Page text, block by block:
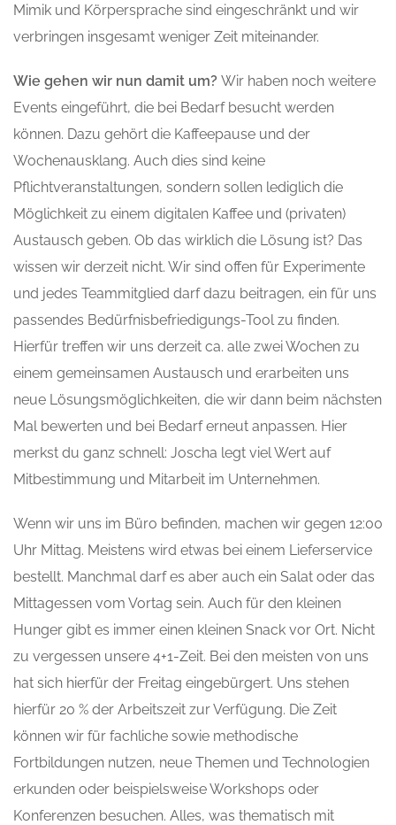
Mimik und Körpersprache sind eingeschränkt und wir
verbringen insgesamt weniger Zeit miteinander.
Wie gehen wir nun damit um? Wir haben noch weitere
Events eingeführt, die bei Bedarf besucht werden
können. Dazu gehört die Kaffeepause und der
Wochenausklang. Auch dies sind keine
Pflichtveranstaltungen, sondern sollen lediglich die
Möglichkeit zu einem digitalen Kaffee und (privaten)
Austausch geben. Ob das wirklich die Lösung ist? Das
wissen wir derzeit nicht. Wir sind offen für Experimente
und jedes Teammitglied darf dazu beitragen, ein für uns
passendes Bedürfnisbefriedigungs-Tool zu finden.
Hierfür treffen wir uns derzeit ca. alle zwei Wochen zu
einem gemeinsamen Austausch und erarbeiten uns
neue Lösungsmöglichkeiten, die wir dann beim nächsten
Mal bewerten und bei Bedarf erneut anpassen. Hier
merkst du ganz schnell: Joscha legt viel Wert auf
Mitbestimmung und Mitarbeit im Unternehmen.
Wenn wir uns im Büro befinden, machen wir gegen 12:00
Uhr Mittag. Meistens wird etwas bei einem Lieferservice
bestellt. Manchmal darf es aber auch ein Salat oder das
Mittagessen vom Vortag sein. Auch für den kleinen
Hunger gibt es immer einen kleinen Snack vor Ort. Nicht
zu vergessen unsere 4+1-Zeit. Bei den meisten von uns
hat sich hierfür der Freitag eingebürgert. Uns stehen
hierfür 20 % der Arbeitszeit zur Verfügung. Die Zeit
können wir für fachliche sowie methodische
Fortbildungen nutzen, neue Themen und Technologien
erkunden oder beispielsweise Workshops oder
Konferenzen besuchen. Alles, was thematisch mit